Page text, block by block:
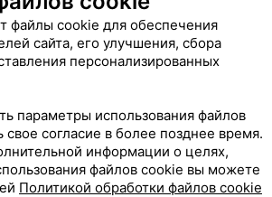
Рекомендую
файлы cookie для обеспечения
сайта, его улучшения, сбора
персонализированных
параметры использования файлов
согласие в более позднее время.
информации о целях,
файлов cookie вы можете
Политикой обработки файлов cookie